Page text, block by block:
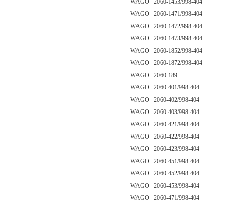
WAGO 2060-1453/998-404
WAGO 2060-1471/998-404
WAGO 2060-1472/998-404
WAGO 2060-1473/998-404
WAGO 2060-1852/998-404
WAGO 2060-1872/998-404
WAGO 2060-189
WAGO 2060-401/998-404
WAGO 2060-402/998-404
WAGO 2060-403/998-404
WAGO 2060-421/998-404
WAGO 2060-422/998-404
WAGO 2060-423/998-404
WAGO 2060-451/998-404
WAGO 2060-452/998-404
WAGO 2060-453/998-404
WAGO 2060-471/998-404